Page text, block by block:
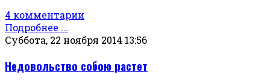
4 комментарии
Подробнее ...
Суббота, 22 ноября 2014 13:56
Недовольство собою растет